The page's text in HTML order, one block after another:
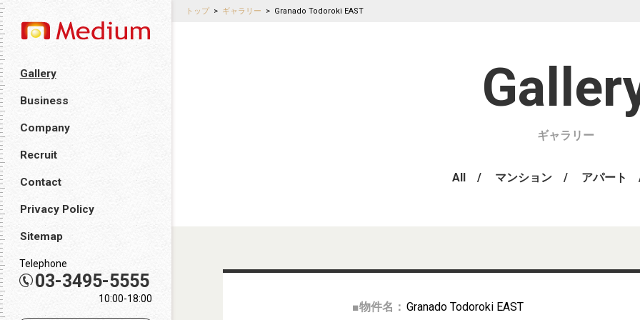
Gallery
Business
Company
Recruit
Contact
Privacy Policy
Sitemap
Telephone
03-3495-5555
10:00-18:00
トップ > ギャラリー > Granado Todoroki EAST
ギャラリー
All マンション アパート
■物件名： Granado Todoroki EAST